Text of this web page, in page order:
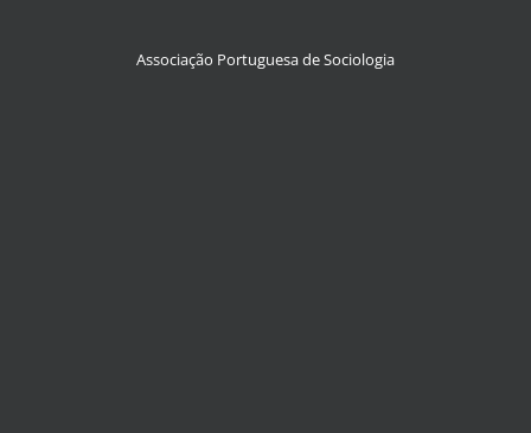
Associação Portuguesa de Sociologia